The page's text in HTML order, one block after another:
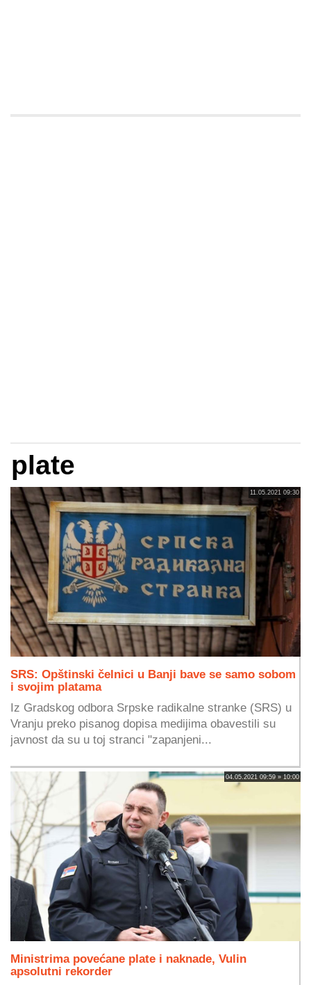
plate
11.05.2021 09:30
SRS: Opštinski čelnici u Banji bave se samo sobom
i svojim platama
Iz Gradskog odbora Srpske radikalne stranke (SRS) u
Vranju preko pisanog dopisa medijima obavestili su
javnost da su u toj stranci "zapanjeni...
04.05.2021 09:59 » 10:00
Ministrima povećane plate i naknade, Vulin
apsolutni rekorder